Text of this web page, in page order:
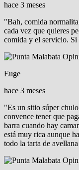
hace 3 meses
"Bah, comida
cada vez que quieres
comida y el servicio. Si
Euge
hace 3 meses
"Es un sitio súper
convence tener que
barra cuando hay
está muy rica aunque
todo la tarta de